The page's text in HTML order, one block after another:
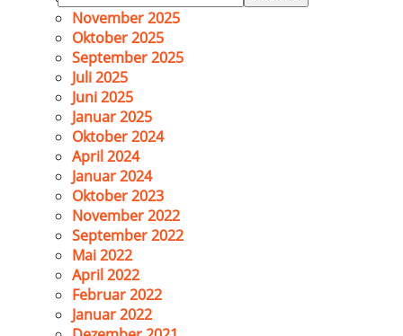
nach:
November 2025
Oktober 2025
September 2025
Juli 2025
Juni 2025
Januar 2025
Oktober 2024
April 2024
Januar 2024
Oktober 2023
November 2022
September 2022
Mai 2022
April 2022
Februar 2022
Januar 2022